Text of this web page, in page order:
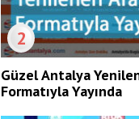
2
Güzel Antalya
Formatıyla Yayında